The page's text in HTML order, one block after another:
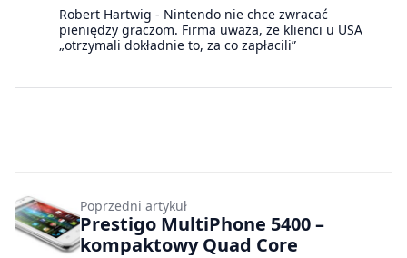
Robert Hartwig - Nintendo nie chce zwracać
pieniędzy graczom. Firma uważa, że klienci u USA
„otrzymali dokładnie to, za co zapłacili”
Poprzedni artykuł
Prestigo MultiPhone 5400 –
kompaktowy Quad Core